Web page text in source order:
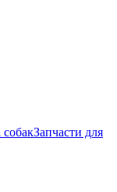
собакЗапчасти для